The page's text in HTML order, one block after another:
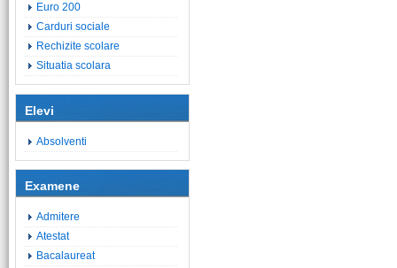
Euro 200
Carduri sociale
Rechizite scolare
Situatia scolara
Elevi
Absolventi
Examene
Admitere
Atestat
Bacalaureat